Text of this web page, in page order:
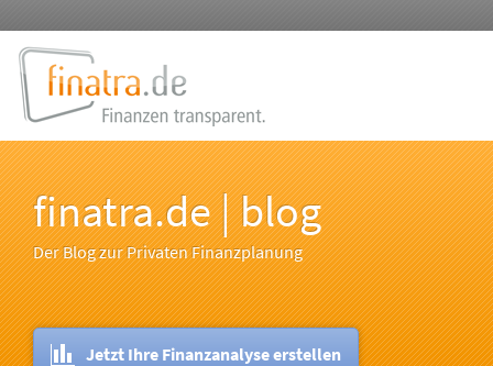
finatra.de | blog
Der Blog zur Privaten Finanzplanung
Jetzt Ihre Finanzanalyse erstellen